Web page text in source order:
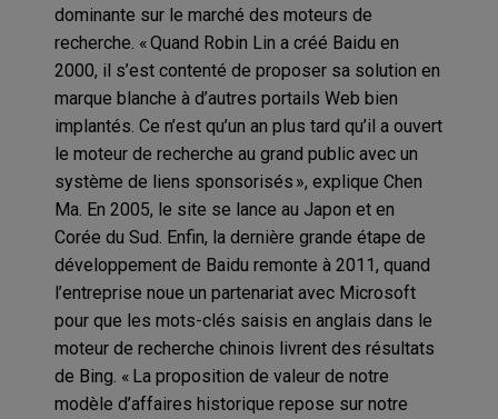
dominante sur le marché des moteurs de
recherche. « Quand Robin Lin a créé Baidu en
2000, il s’est contenté de proposer sa solution en
marque blanche à d’autres portails Web bien
implantés. Ce n’est qu’un an plus tard qu’il a ouvert
le moteur de recherche au grand public avec un
système de liens sponsorisés », explique Chen
Ma. En 2005, le site se lance au Japon et en
Corée du Sud. Enfin, la dernière grande étape de
développement de Baidu remonte à 2011, quand
l’entreprise noue un partenariat avec Microsoft
pour que les mots-clés saisis en anglais dans le
moteur de recherche chinois livrent des résultats
de Bing. « La proposition de valeur de notre
modèle d’affaires historique repose sur notre